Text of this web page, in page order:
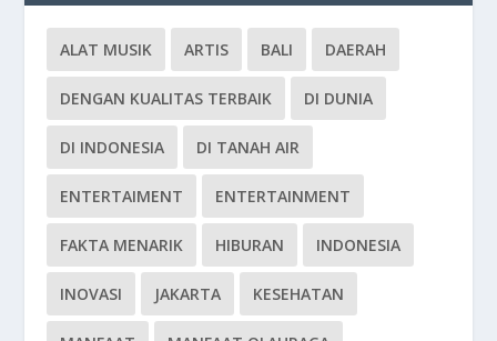
ALAT MUSIK ARTIS BALI DAERAH
DENGAN KUALITAS TERBAIK DI DUNIA
DI INDONESIA DI TANAH AIR
ENTERTAIMENT ENTERTAINMENT
FAKTA MENARIK HIBURAN INDONESIA
INOVASI JAKARTA KESEHATAN